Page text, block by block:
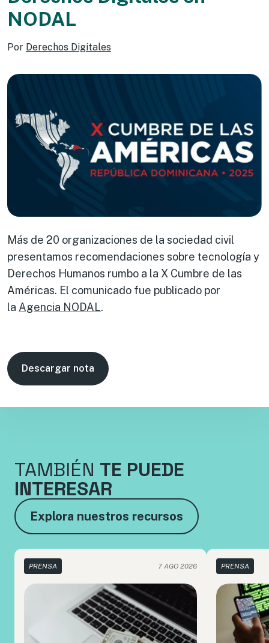
NODAL
Por Derechos Digitales
Más de 20 organizaciones de la sociedad civil
presentamos recomendaciones sobre tecnología y
Derechos Humanos rumbo a la X Cumbre de las
Américas. El comunicado fue publicado por
la Agencia NODAL.
Descargar nota
TAMBIÉN TE PUEDE
INTERESAR
Explora nuestros recursos
PRENSA 7 AGO 2026 PRENSA